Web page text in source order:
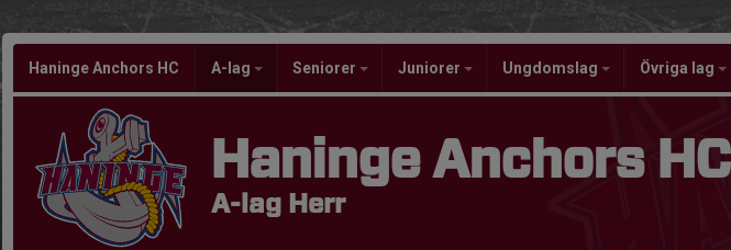
Haninge Anchors HC A-lag Seniorer Juniorer Ungdomslag Övriga lag
Haninge Anchors HC
A-lag Herr